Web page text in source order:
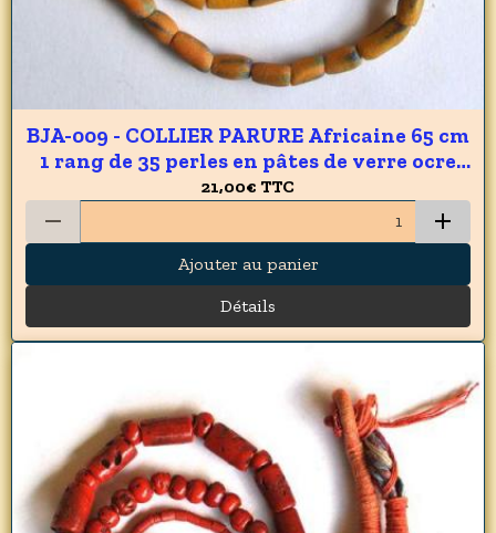
BJA-009 - COLLIER PARURE Africaine 65 cm
1 rang de 35 perles en pâtes de verre ocre
du GHANA 8 x 15 mm - 215 carats 43 gr
21,00€ TTC
Ajouter au panier
Détails